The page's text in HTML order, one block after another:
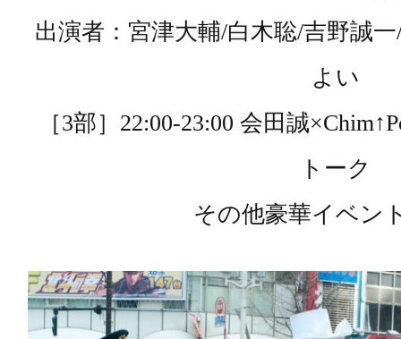
出演者：宮津大輔/白木聡/吉野誠
よい
［3部］22:00-23:00 会田誠
トーク
その他豪華イベン